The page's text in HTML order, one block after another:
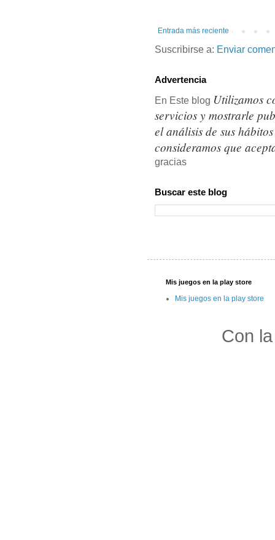
Entrada más reciente
Suscribirse a: Enviar
Advertencia
En Este blog Utilizamos
servicios y mostrarle
el análisis de sus
consideramos que
gracias
Buscar este blog
Mis juegos en la play store
Mis juegos en la play store
Con